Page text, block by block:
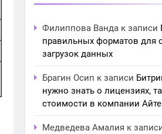
Филиппова Ванда к записи
правильных форматов для
загрузок данных
Брагин Осип к записи
нужно знать о лицензиях,
стоимости в компании
Медведева Амалия к